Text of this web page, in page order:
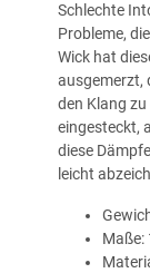
Schlechte
Probleme,
Wick hat
ausgemerzt,
den Klang
eingesteckt,
diese
leicht
Maße: